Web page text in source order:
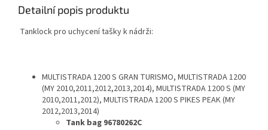
Detailní popis produktu
Tanklock pro uchycení tašky k nádrži:
MULTISTRADA 1200 S GRAN TURISMO, MULTISTRADA 1200
(MY 2010,2011,2012,2013,2014), MULTISTRADA 1200 S (MY
2010,2011,2012), MULTISTRADA 1200 S PIKES PEAK (MY
2012,2013,2014)
Tank bag 96780262C